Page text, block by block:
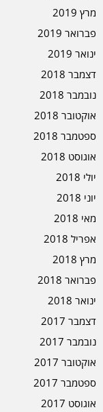
מרץ 2019
פברואר 2019
ינואר 2019
דצמבר 2018
נובמבר 2018
אוקטובר 2018
ספטמבר 2018
אוגוסט 2018
יולי 2018
יוני 2018
מאי 2018
אפריל 2018
מרץ 2018
פברואר 2018
ינואר 2018
דצמבר 2017
נובמבר 2017
אוקטובר 2017
ספטמבר 2017
אוגוסט 2017